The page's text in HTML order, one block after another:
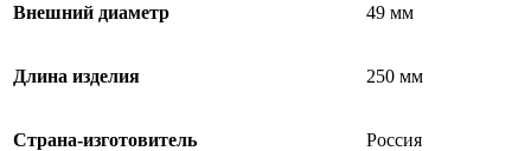
Внешний диаметр 49 мм
Длина изделия 250 мм
Страна-изготовитель Россия